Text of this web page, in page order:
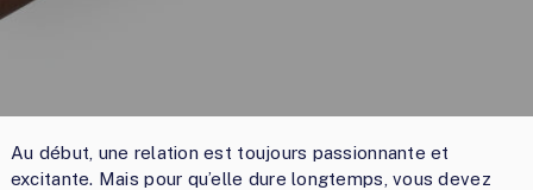
Au début, une relation est toujours passionnante et
excitante. Mais pour qu’elle dure longtemps, vous devez